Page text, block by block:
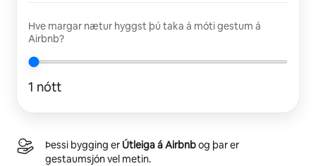
Hve margar nætur hyggst þú taka á móti gestum á
Airbnb?
1 nótt
Þessi bygging er Útleiga á Airbnbog þar er
gestaumsjón vel metin.